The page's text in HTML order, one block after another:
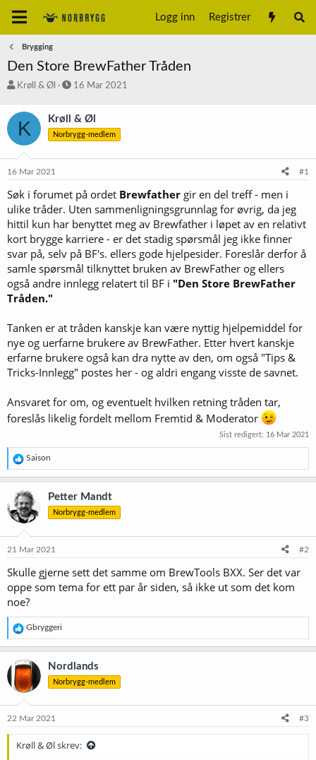
Logg inn Registrer
Brygging
Den Store BrewFather Tråden
T
å
d
s
a
r
e
r
Krøll & Øl
S
r
t
a
16 Mar 2021
K Krøll & Øl
Norbrygg-medlem
16 Mar 2021 #1
Søk i forumet på ordet Brewfather gir en del treff - men i
ulike tråder. Uten sammenligningsgrunnlag for øvrig, da jeg
hittil kun har benyttet meg av Brewfather i løpet av en relativt
kort brygge karriere - er det stadig spørsmål jeg ikke finner
svar på, selv på BF's. ellers gode hjelpesider. Foreslår derfor å
samle spørsmål tilknyttet bruken av BrewFather og ellers
også andre innlegg relatert til BF i "Den Store BrewFather
Tråden."
Tanken er at tråden kanskje kan være nyttig hjelpemiddel for
nye og uerfarne brukere av BrewFather. Etter hvert kanskje
erfarne brukere også kan dra nytte av den, om også "Tips &
Tricks-Innlegg" postes her - og aldri engang visste de savnet.
Ansvaret for om, og eventuelt hvilken retning tråden tar,
foreslås likelig fordelt mellom Fremtid & Moderator
Sist redigert: 16 Mar 2021
R
e
a
k
s
j
o
e
:
Saison
Petter Mandt
Norbrygg-medlem
21 Mar 2021 #2
Skulle gjerne sett det samme om BrewTools BXX. Ser det var
oppe som tema for ett par år siden, så ikke ut som det kom
noe?
R
e
a
k
s
j
o
e
Gbryggeri
Nordlands
Norbrygg-medlem
22 Mar 2021 #3
Krøll & Øl skrev: